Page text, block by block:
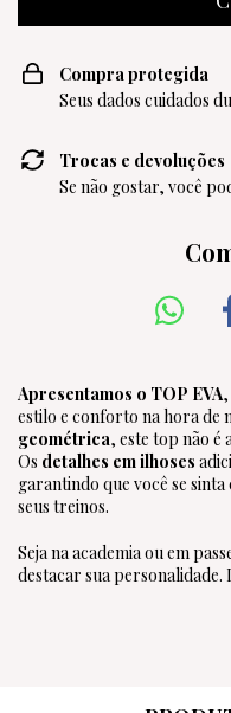
Compra protegida
Seus dados cuidados
Trocas e devoluções
Se não gostar, você
Apresentamos o TOP EVA
estilo e conforto na hora de
geométrica, este top não é
Os detalhes em ilhoses
garantindo que você se
seus treinos.
Seja na academia ou em
destacar sua personalidade.